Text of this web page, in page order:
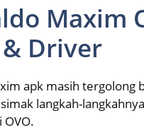
Driver
apk masih tergolong
langkah-
OVO.